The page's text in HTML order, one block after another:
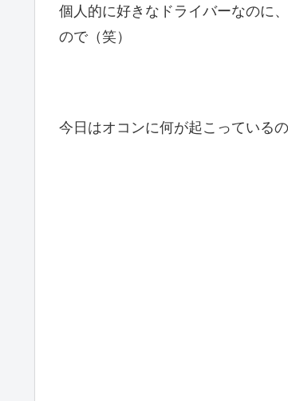
個人的に好きなドライバーなのに
ので（笑）
今日はオコンに何が起こっている